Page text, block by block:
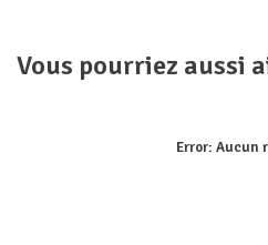
Vous pourriez aussi
Error: Aucun